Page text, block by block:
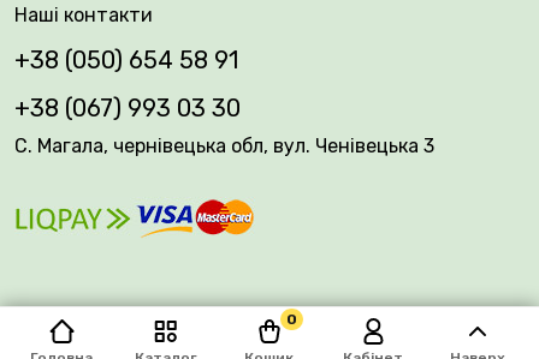
0
Наші контакти
+38 (050) 654 58 91
+38 (067) 993 03 30
С. Магала, чернівецька обл, вул. Ченівецька 3
© 2026 Plantsvovk.com.ua